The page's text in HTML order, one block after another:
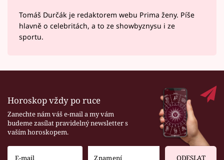
Tomáš Durčák je redaktorem webu Prima ženy. Píše
hlavně o celebritách, a to ze showbyznysu i ze
sportu.
Horoskop vždy po ruce
Zanechte nám váš e-mail a my vám
budeme zasílat pravidelný newsletter s
vaším horoskopem.
ODESLAT